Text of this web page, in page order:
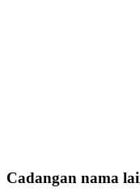
Cadangan nama